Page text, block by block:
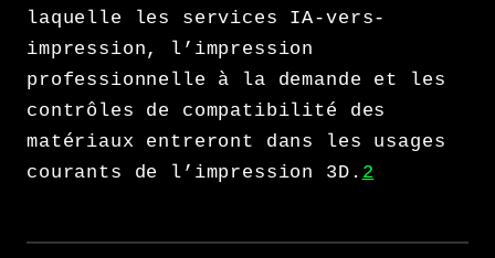
laquelle les services IA-vers-
impression, l’impression
professionnelle à la demande et les
contrôles de compatibilité des
matériaux entreront dans les usages
courants de l’impression 3D. 2